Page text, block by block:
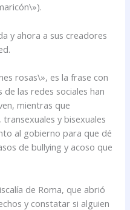
y ahora a sus creadores
rosas\», es la frase con
las redes sociales han
mientras que
y bisexuales
al gobierno para que dé
de bullying y acoso que
de Roma, que abrió
y constatar si alguien